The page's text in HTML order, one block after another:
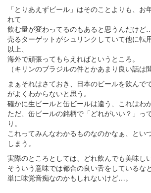
「とりあえずビール」はそのことよりも、お
れて
飲む量が変わってるのもあると思うんだけど…
売るターゲットがシュリンクしていて他に転
以上、
海外で頑張ってもらえればというところ。
（キリンのブラジルの件とかあまり良い話は
まぁそれはさておき、日本のビールを飲んで
がよくわからないと思う。
確かに生ビールと缶ビールは違う、これはわか
ただ、缶ビールの銘柄で「どれがいい？」っ
り。
これってみんなわかるものなのかなぁ、とい
しまう。
実際のところとしては、どれ飲んでも美味し
そういう意味では都合の良い舌をしているなと
単に味覚音痴なのかもしれないけど…。